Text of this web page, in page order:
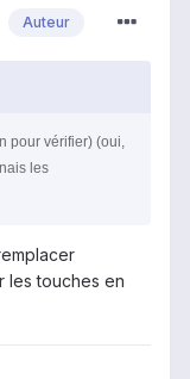
Auteur
pour vérifier) (oui,
les
les touches en